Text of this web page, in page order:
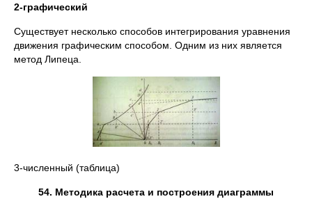
2-графический
Существует несколько способов интегрирования уравнения
движения графическим способом. Одним из них является
метод Липеца.
3-численный (таблица)
54. Методика расчета и построения диаграммы